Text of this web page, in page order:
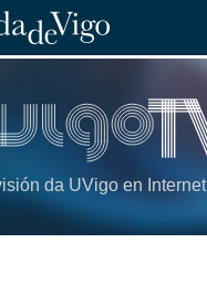
da UVigo en Internet